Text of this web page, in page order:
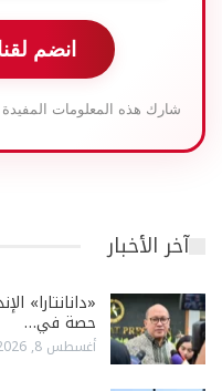
انضم
شارك هذه المعلومات
آخر الأخبار
«دانانتارا»
حصة في…
أغسطس 8, 2026